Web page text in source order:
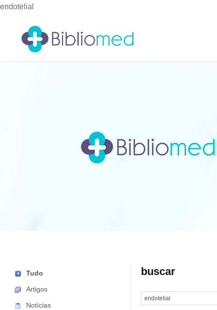
endotelial
Tudo
Artigos
Notícias
buscar